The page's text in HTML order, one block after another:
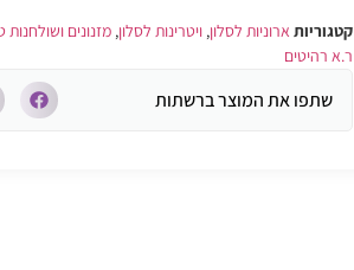
קטגוריות ארוניות לסלון, ויטרינות לסלון, מזנונים ושולחנות
ר.א רהיטים
שתפו את המוצר ברשתות